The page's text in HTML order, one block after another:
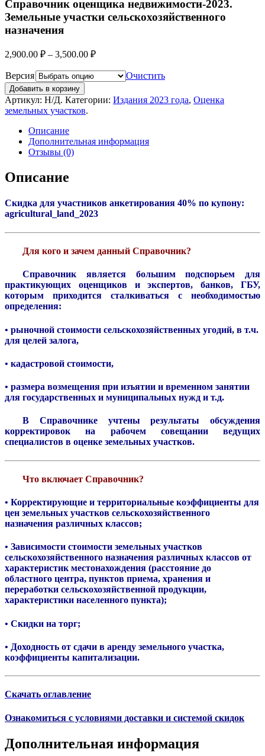
Справочник оценщика недвижимости-2023.
Земельные участки сельскохозяйственного
назначения
2,900.00 ₽ – 3,500.00 ₽
Версия Очистить
Добавить в корзину
Артикул: Н/Д. Категории: Издания 2023 года, Оценка
земельных участков.
Описание
Дополнительная информация
Отзывы (0)
Описание
Скидка для участников анкетирования 40% по купону:
agricultural_land_2023
Для кого и зачем данный Справочник?
Справочник является большим подспорьем для
практикующих оценщиков и экспертов, банков, ГБУ,
которым приходится сталкиваться с необходимостью
определения:
• рыночной стоимости сельскохозяйственных угодий, в т.ч.
для целей залога,
• кадастровой стоимости,
• размера возмещения при изъятии и временном занятии
для государственных и муниципальных нужд и т.д.
В Справочнике учтены результаты обсуждения
корректировок на рабочем совещании ведущих
специалистов в оценке земельных участков.
Что включает Справочник?
• Корректирующие и территориальные коэффициенты для
цен земельных участков сельскохозяйственного
назначения различных классов;
• Зависимости стоимости земельных участков
сельскохозяйственного назначения различных классов от
характеристик местонахождения (расстояние до
областного центра, пунктов приема, хранения и
переработки сельскохозяйственной продукции,
характеристики населенного пункта);
• Скидки на торг;
• Доходность от сдачи в аренду земельного участка,
коэффициенты капитализации.
Скачать оглавление
Ознакомиться с условиями доставки и системой скидок
Дополнительная информация